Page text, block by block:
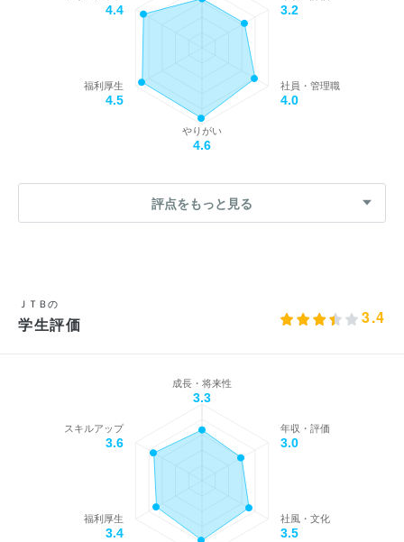
3.2
社員・管理職
4.0
やりがい
4.6
福利厚生
4.5
4.4
評点をもっと見る
ＪＴＢの
学生評価 3.4
成長・将来性
3.3
年収・評価
3.0
社風・文化
3.5
福利厚生
3.4
スキルアップ
3.6